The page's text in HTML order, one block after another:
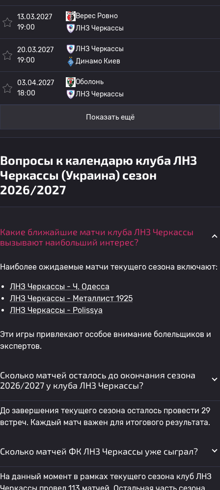
13.03.2027
19:00
Верес Ровно
ЛНЗ Черкассы
20.03.2027
19:00
ЛНЗ Черкассы
Динамо Киев
03.04.2027
18:00
Оболонь
ЛНЗ Черкассы
Показать ещё
Вопросы к календарю клуба ЛНЗ
Черкассы (Украина) сезон
2026/2027
Какие ближайшие матчи клуба ЛНЗ Черкассы
вызывают наибольший интерес?
Наиболее ожидаемые матчи текущего сезона включают:
ЛНЗ Черкассы - Ч. Одесса
ЛНЗ Черкассы - Металлист 1925
ЛНЗ Черкассы - Polissya
Эти игры привлекают особое внимание болельщиков и
экспертов.
Сколько матчей осталось до окончания сезона
2026/2027 у клуба ЛНЗ Черкассы?
До завершения текущего сезона осталось провести 29
встреч. Каждый матч важен для итогового результата.
Сколько матчей ФК ЛНЗ Черкассы уже сыграл?
На данный момент в рамках текущего сезона клуб ЛНЗ